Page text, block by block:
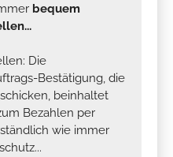
bequem
Die
Bestätigung, die
beinhaltet
Bezahlen per
wie immer